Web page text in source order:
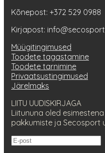
Kõnepost: +372 529 0988
Kirjapost:
Müügitingimused
Toodete tagastamine
Toodete tarnimine
Privaatsustingimused
Järelmaks
LIITU UUDISKIRJAGA
Liitununa oled
pakkumiste ja Secosport